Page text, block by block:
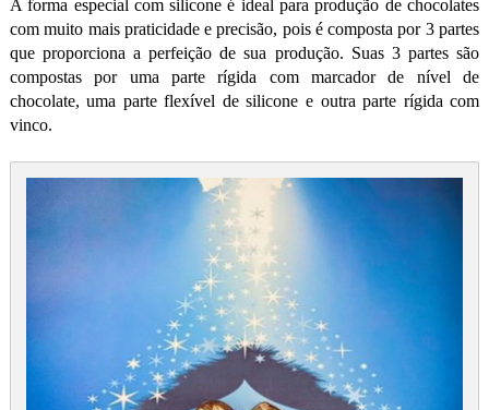
A forma especial com silicone é ideal para produção de chocolates
com muito mais praticidade e precisão, pois é composta por 3 partes
que proporciona a perfeição de sua produção. Suas 3 partes são
compostas por uma parte rígida com marcador de nível de
chocolate, uma parte flexível de silicone e outra parte rígida com
vinco.